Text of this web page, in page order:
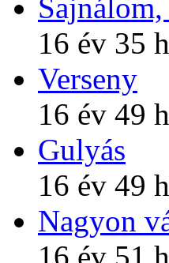
16 év 35
Verseny
16 év 49
Gulyás
16 év 49
Nagyon